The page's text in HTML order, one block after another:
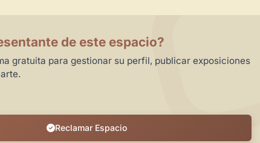
de este espacio?
gratuita para gestionar su perfil, publicar exposiciones
Reclamar Espacio